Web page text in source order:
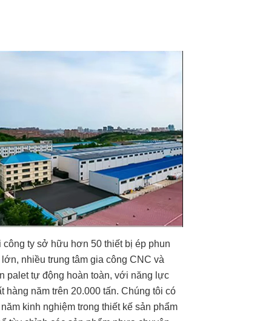
công ty sở hữu hơn 50 thiết bị ép phun
lớn, nhiều trung tâm gia công CNC và
palet tự động hoàn toàn, với năng lực
hàng năm trên 20.000 tấn. Chúng tôi có
kinh nghiệm trong thiết kế sản phẩm